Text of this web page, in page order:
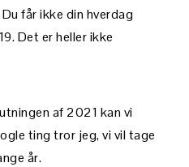
får ikke din hverdag
Det er heller ikke
af 2021 kan vi
ting tror jeg, vi vil tage
år.